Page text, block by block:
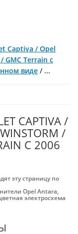
Captiva / Opel
GMC Terrain с
виде / ...
CAPTIVA /
/
С 2006
эту страницу по
Opel Antara,
электросхема